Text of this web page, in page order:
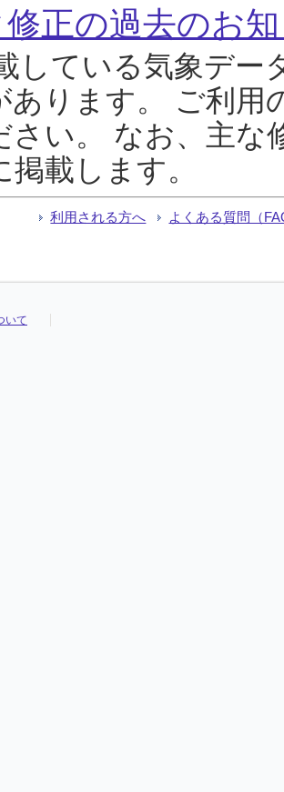
正の過去のお
している気象デー
あります。 ご利用
さい。 なお、主な
掲載します。
利用される方へ よくある質問（
いて